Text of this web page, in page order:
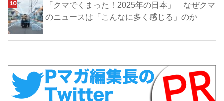
「クマでくまった！2025年の日本」 なぜクマ
のニュースは「こんなに多く感じる」のか